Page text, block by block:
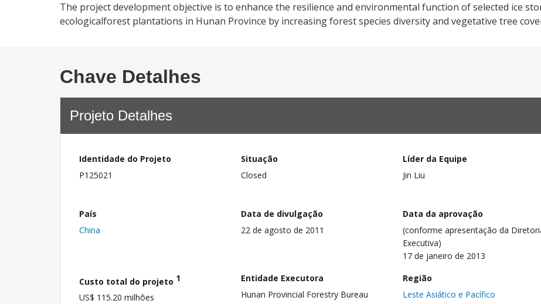
The project development objective is to enhance the resilience and environmental function of selected ice
ecologicalforest plantations in Hunan Province by increasing forest species diversity and vegetative tree
Chave Detalhes
Projeto Detalhes
Identidade do Projeto
P125021
Situação
Closed
Líder da Equipe
Jin Liu
País
China
Data de divulgação
22 de agosto de 2011
Data da aprovação
(conforme apresentação da
Executiva)
17 de janeiro de 2013
Custo total do projeto 1
US$ 115.20 milhões
Entidade Executora
Hunan Provincial Forestry Bureau
Região
Leste Asiático e Pacífico